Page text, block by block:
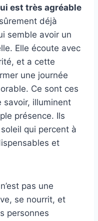
est très agréable
déjà
semble avoir un
Elle écoute avec
et a cette
une journée
Ce sont ces
savoir, illuminent
présence. Ils
qui percent à
et
pas une
se nourrit, et
personnes